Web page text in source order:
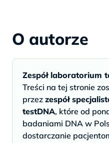
O autorze
Zespół laboratorium
Treści na tej stronie
przez zespół
testDNA, które od
badaniami DNA w
dostarczanie